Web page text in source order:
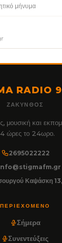
μήνυμα
RADIO
ΖΆΚΥΝΘΟΣ
μουσική και
ώρες το 24ωρο.
2695022222
Καψάσκη
ΠΕΡΙΕΧΌΜΕΝΟ
Σήμερα
Συνεντεύξεις